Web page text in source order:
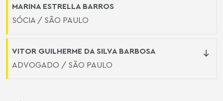
MARINA ESTRELLA BARROS
SÓCIA / SÃO PAULO
VITOR GUILHERME DA SILVA BARBOSA
ADVOGADO / SÃO PAULO